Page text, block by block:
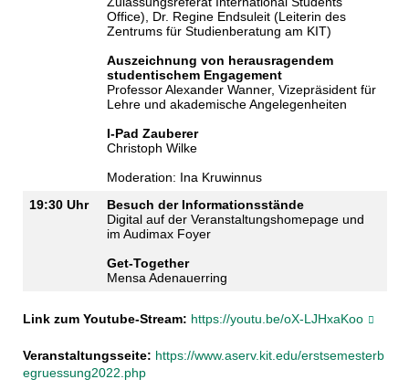
Office), Dr. Regine Endsuleit (Leiterin des
Zentrums für Studienberatung am KIT)
Auszeichnung von herausragendem
studentischem Engagement
Professor Alexander Wanner, Vizepräsident für
Lehre und akademische Angelegenheiten
I-Pad Zauberer
Christoph Wilke
Moderation: Ina Kruwinnus
19:30 Uhr
Besuch der Informationsstände
Digital auf der Veranstaltungshomepage und
im Audimax Foyer
Get-Together
Mensa Adenauerring
Link zum Youtube-Stream: https://youtu.be/oX-LJHxaKoo
Veranstaltungsseite: https://www.aserv.kit.edu/erstsemesterb
egruessung2022.php